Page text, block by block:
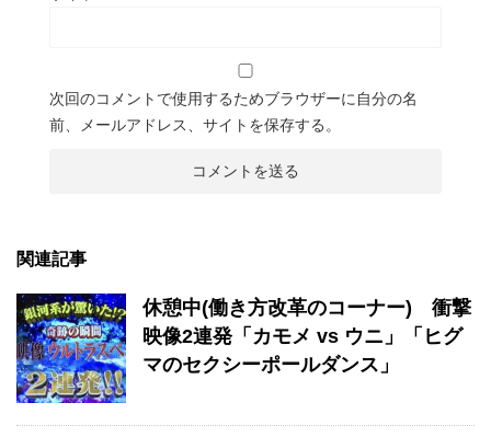
次回のコメントで使用するためブラウザーに自分の名
前、メールアドレス、サイトを保存する。
関連記事
休憩中(働き方改革のコーナー) 衝撃
映像2連発「カモメ vs ウニ」「ヒグ
マのセクシーポールダンス」